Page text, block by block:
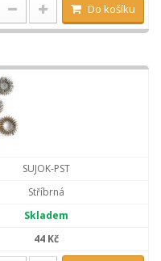
Do košíku
SUJOK-PST
Stříbrná
Skladem
44 Kč